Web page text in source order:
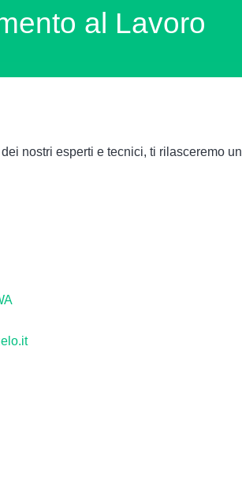
al Lavoro
nostri esperti e tecnici, ti rilasceremo un